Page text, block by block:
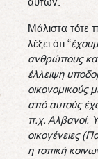
Μάλιστα τότε
λέξει ότι “
ανθρώπους
έλλειψη
οικονομικούς
από αυτούς
π.χ. Αλβανοί.
οικογένειες
η τοπική